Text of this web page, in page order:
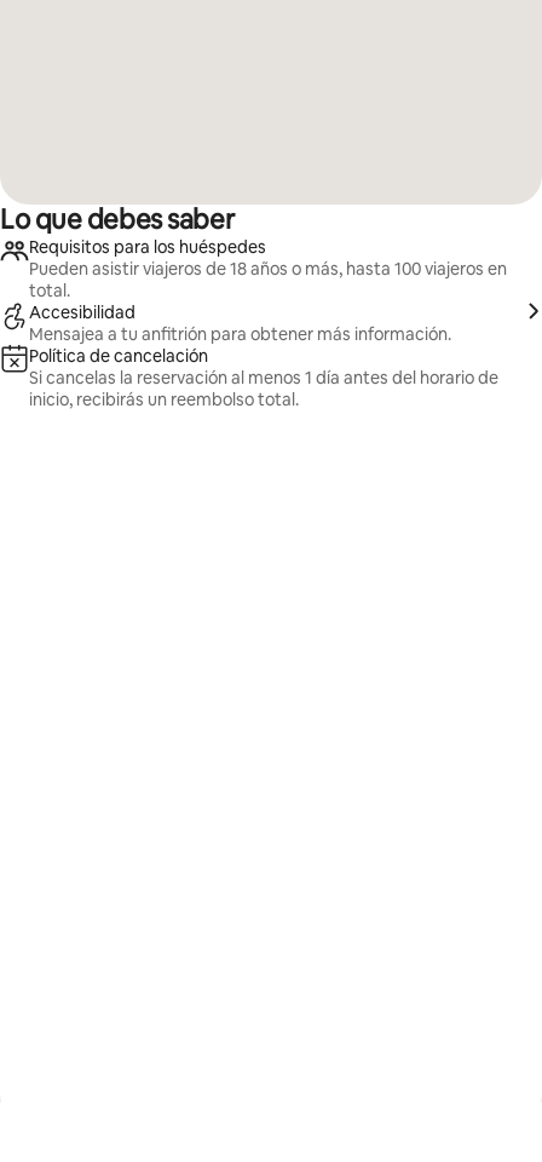
Lo que debes saber
Requisitos para los huéspedes
Pueden asistir viajeros de 18 años o más, hasta 100 viajeros en
total.
Accesibilidad
Mensajea a tu anfitrión para obtener más información.
Política de cancelación
Si cancelas la reservación al menos 1 día antes del horario de
inicio, recibirás un reembolso total.